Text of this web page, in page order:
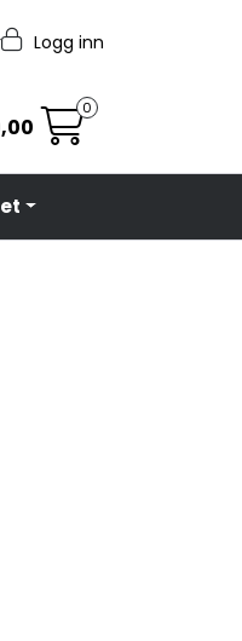
Logg inn
0